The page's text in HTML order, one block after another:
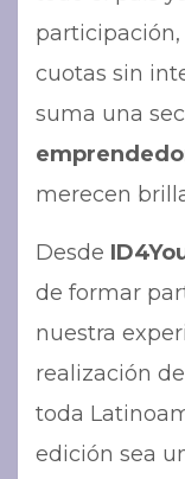
cuotas sin
suma una
merecen
Desde
de formar
nuestra
realización
toda
edición sea